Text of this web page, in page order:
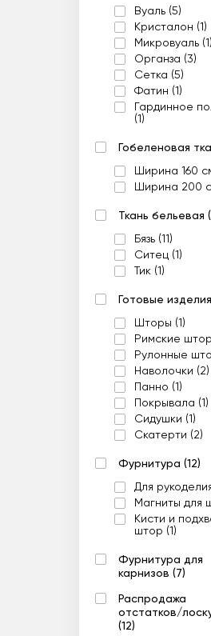
Вуаль (5)
Кристалон (1)
Микровуаль (1)
Органза (3)
Сетка (5)
Фатин (1)
Гардинное
(1)
Гобеленовая
Ширина 160
Ширина 200
Ткань бельевая
Бязь (11)
Ситец (1)
Тик (1)
Готовые изделия
Шторы (1)
Римские
Рулонные
Наволочки (2)
Панно (1)
Покрывала (1)
Сидушки (1)
Скатерти (2)
Фурнитура (12)
Для
Магниты для
Кисти и
штор (1)
Фурнитура для
карнизов (7)
Распродажа
отстатков/
(12)